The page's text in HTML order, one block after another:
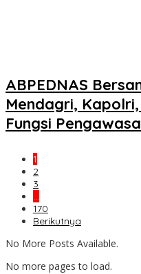
ABPEDNAS
Mendagri,
Fungsi
1
2
3
…
170
Berikutnya
No More Posts Available.
No more pages to load.